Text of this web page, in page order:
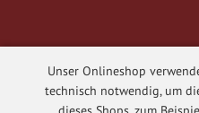
Unser Onlineshop
technisch notwendig, um